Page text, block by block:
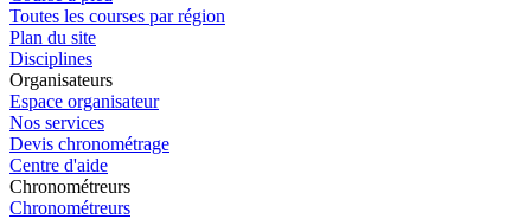
Toutes les courses par région
Plan du site
Disciplines
Organisateurs
Espace organisateur
Nos services
Devis chronométrage
Centre d'aide
Chronométreurs
Chronométreurs